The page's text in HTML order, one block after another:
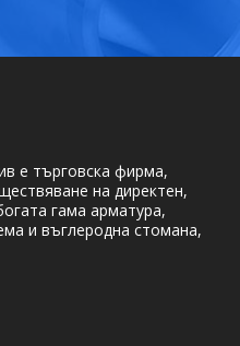
е търговска фирма,
на ди­рек­тен,
гама арматура,
и въглеродна стомана,